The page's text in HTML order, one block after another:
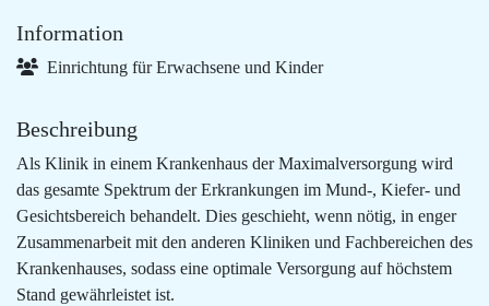
Information
Einrichtung für Erwachsene und Kinder
Beschreibung
Als Klinik in einem Krankenhaus der Maximalversorgung wird
das gesamte Spektrum der Erkrankungen im Mund-, Kiefer- und
Gesichtsbereich behandelt. Dies geschieht, wenn nötig, in enger
Zusammenarbeit mit den anderen Kliniken und Fachbereichen des
Krankenhauses, sodass eine optimale Versorgung auf höchstem
Stand gewährleistet ist.